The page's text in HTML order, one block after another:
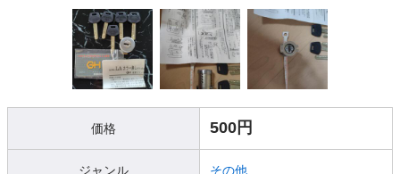
価格 500円
ジャンル その他